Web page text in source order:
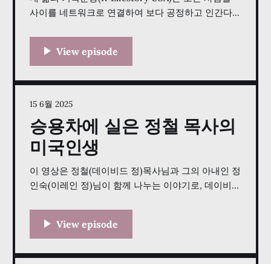
사이를 네트워크로 연결하여 보다 공정하고 인간다운
다양한 생각을 공유하고 경청하면서 사람들 사이의
중요하다는 점을 이해하고 우리 문화의 구조에 이를
접목하기 위한 운동으로
승용차에 실은 정철 목사의
미국인생
이 영상은 정철(데이비드 정)목사님과 그의 아내인 정
인숙(이레인 정)님이 함께 나누는 이야기로, 데이비드
개종 목사로서, 그의 여정을 학생에서 멘페스에 교회
역과 개인 생활에 중요한 역할을 한 1986년식 토요타
15 6월 2025